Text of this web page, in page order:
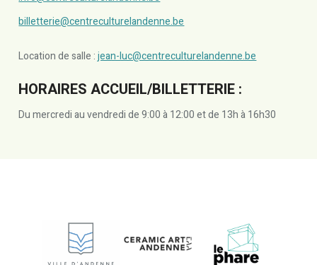
billetterie@centreculturelandenne.be
Location de salle :jean-luc@centreculturelandenne.be
HORAIRES ACCUEIL/BILLETTERIE :
Du mercredi au vendredi de 9:00 à 12:00 et de 13h à 16h30